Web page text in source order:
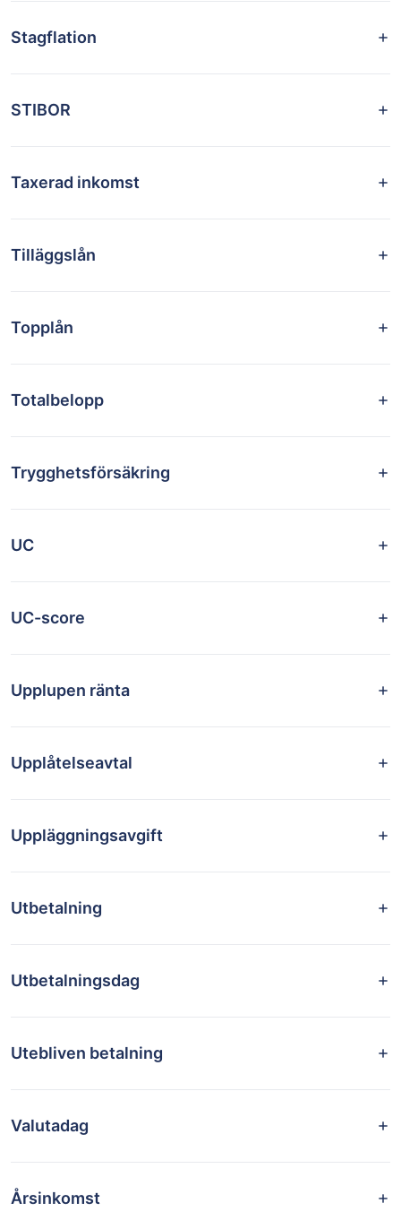
Stagflation
STIBOR
Taxerad inkomst
Tilläggslån
Topplån
Totalbelopp
Trygghetsförsäkring
UC
UC-score
Upplupen ränta
Upplåtelseavtal
Uppläggningsavgift
Utbetalning
Utbetalningsdag
Utebliven betalning
Valutadag
Årsinkomst